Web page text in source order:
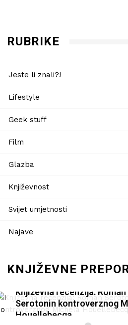
RUBRIKE
Jeste li znali?!
Lifestyle
Geek stuff
Film
Glazba
Književnost
Svijet umjetnosti
Najave
KNJIŽEVNE
Književna recenzija: Roman
Serotonin kontroverznog
Houellebecqa